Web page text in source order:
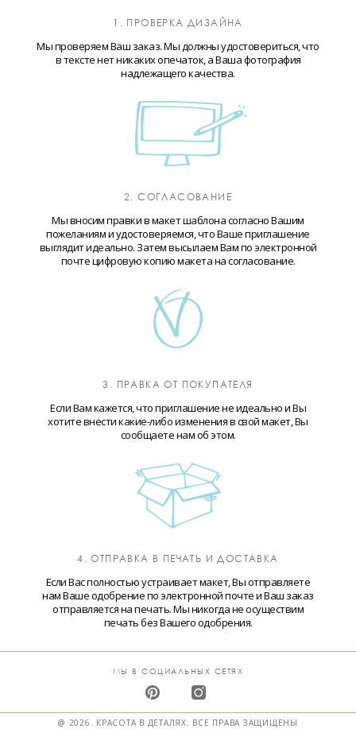
1. ПРОВЕРКА ДИЗАЙНА
Мы проверяем Ваш заказ. Мы должны удостовериться, что
в тексте нет никаких опечаток, а Ваша фотография
надлежащего качества.
2. СОГЛАСОВАНИЕ
Мы вносим правки в макет шаблона согласно Вашим
пожеланиям и удостоверяемся, что Ваше приглашение
выглядит идеально. Затем высылаем Вам по электронной
почте цифровую копию макета на согласование.
3. ПРАВКА ОТ ПОКУПАТЕЛЯ
Если Вам кажется, что приглашение не идеально и Вы
хотите внести какие-либо изменения в свой макет, Вы
сообщаете нам об этом.
4. ОТПРАВКА В ПЕЧАТЬ И ДОСТАВКА
Если Вас полностью устраивает макет, Вы отправляете
нам Ваше одобрение по электронной почте и Ваш заказ
отправляется на печать. Мы никогда не осуществим
печать без Вашего одобрения.
МЫ В СОЦИАЛЬНЫХ СЕТЯХ
@ 2026. КРАСОТА В ДЕТАЛЯХ. ВСЕ ПРАВА ЗАЩИЩЕНЫ